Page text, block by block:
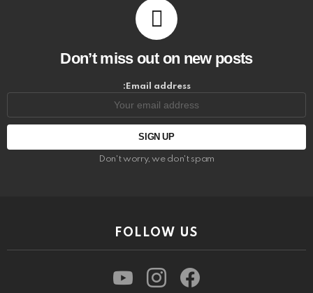
Don’t miss out on new posts
Email address:
Don't worry, we don't spam
FOLLOW US